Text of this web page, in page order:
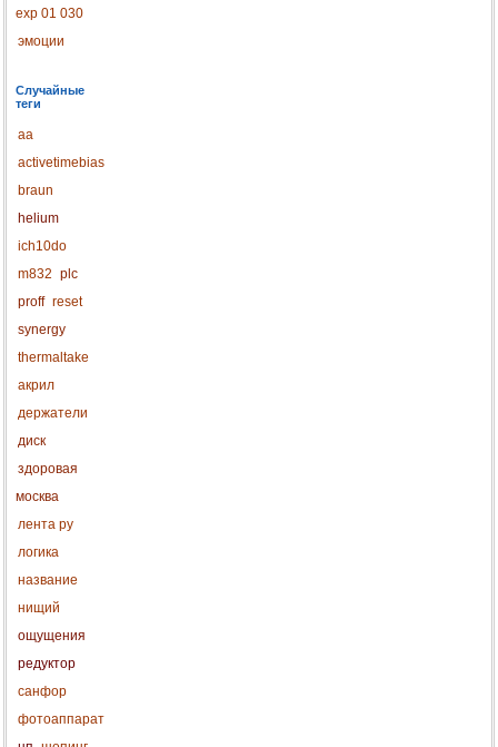
exp 01 030
эмоции
Случайные
теги
aa
activetimebias
braun
helium
ich10do
m832 plc
proff reset
synergy
thermaltake
акрил
держатели
диск
здоровая
москва
лента ру
логика
название
нищий
ощущения
редуктор
санфор
фотоаппарат